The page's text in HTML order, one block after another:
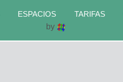
ESPACIOS TARIFAS
by